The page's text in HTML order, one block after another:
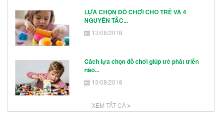
LỰA CHỌN ĐỒ CHƠI CHO TRẺ VÀ 4
NGUYÊN TẮC...
13/08/2018
Cách lựa chọn đồ chơi giúp trẻ phát triển
não...
13/08/2018
XEM TẤT CẢ